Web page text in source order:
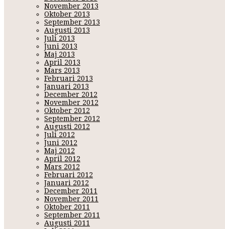
November 2013
Oktober 2013
September 2013
Augusti 2013
Juli 2013
Juni 2013
Maj 2013
April 2013
Mars 2013
Februari 2013
Januari 2013
December 2012
November 2012
Oktober 2012
September 2012
Augusti 2012
Juli 2012
Juni 2012
Maj 2012
April 2012
Mars 2012
Februari 2012
Januari 2012
December 2011
November 2011
Oktober 2011
September 2011
Augusti 2011